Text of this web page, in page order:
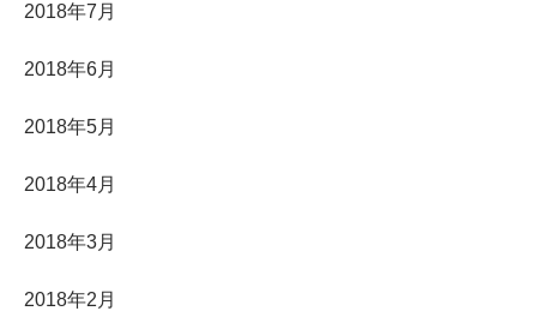
2018年7月
2018年6月
2018年5月
2018年4月
2018年3月
2018年2月